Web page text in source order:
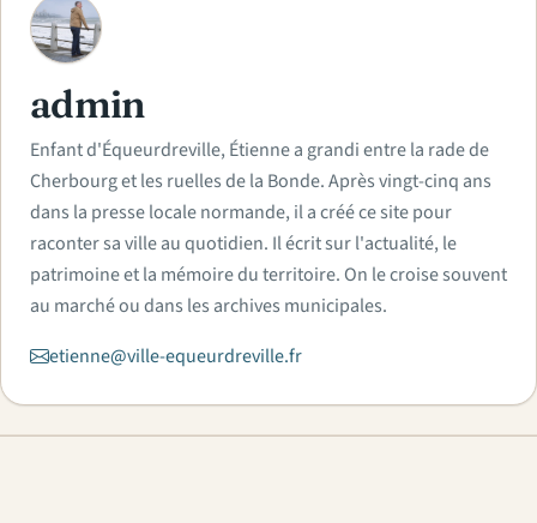
A
admin
Enfant d'Équeurdreville, Étienne a grandi entre la rade de
Cherbourg et les ruelles de la Bonde. Après vingt-cinq ans
dans la presse locale normande, il a créé ce site pour
raconter sa ville au quotidien. Il écrit sur l'actualité, le
patrimoine et la mémoire du territoire. On le croise souvent
au marché ou dans les archives municipales.
etienne@ville-equeurdreville.fr